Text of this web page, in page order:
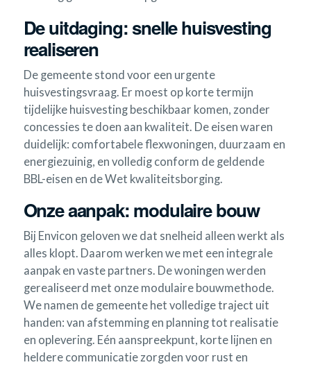
De uitdaging: snelle huisvesting
realiseren
De gemeente stond voor een urgente
huisvestingsvraag. Er moest op korte termijn
tijdelijke huisvesting beschikbaar komen, zonder
concessies te doen aan kwaliteit. De eisen waren
duidelijk: comfortabele flexwoningen, duurzaam en
energiezuinig, en volledig conform de geldende
BBL-eisen en de Wet kwaliteitsborging.
Onze aanpak: modulaire bouw
Bij Envicon geloven we dat snelheid alleen werkt als
alles klopt. Daarom werken we met een integrale
aanpak en vaste partners. De woningen werden
gerealiseerd met onze modulaire bouwmethode.
We namen de gemeente het volledige traject uit
handen: van afstemming en planning tot realisatie
en oplevering. Eén aanspreekpunt, korte lijnen en
heldere communicatie zorgden voor rust en